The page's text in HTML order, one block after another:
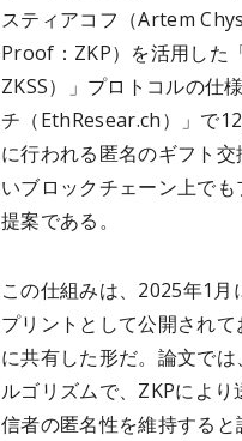
スティアコフ（Artem
Proof：ZKP）を活用した
ZKSS）」プロトコルの仕
チ（EthResear.ch）」で
に行われる匿名のギフト
いブロックチェーン上で
提案である。
この仕組みは、2025年1
プリントとして公開され
に共有した形だ。論文で
ルゴリズムで、ZKPによ
信者の匿名性を維持すると